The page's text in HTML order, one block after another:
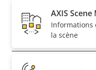
Description
Classe PoE
AXIS
Informations
la scène